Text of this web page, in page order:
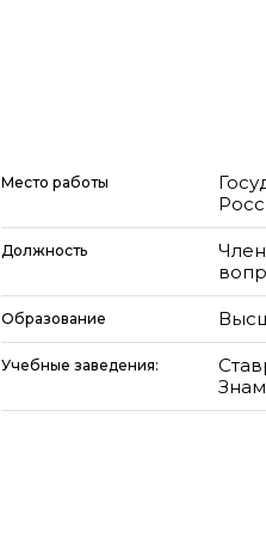
Место работы
Должность
Образование
Учебные заведения: